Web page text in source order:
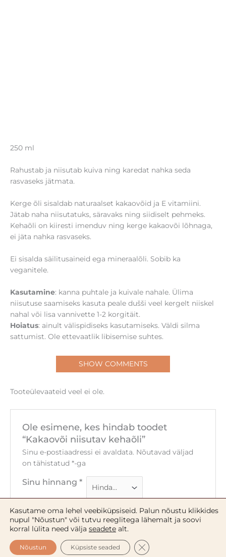
250 ml
Rahustab ja niisutab kuiva ning karedat nahka seda
rasvaseks jätmata.
Kerge õli sisaldab naturaalset kakaovõid ja E vitamiini.
Jätab naha niisutatuks, säravaks ning siidiselt pehmeks.
Kehaõli on kiiresti imenduv ning kerge kakaovõi lõhnaga,
ei jäta nahka rasvaseks.
Ei sisalda säilitusaineid ega mineraalõli. Sobib ka
veganitele.
Kasutamine: kanna puhtale ja kuivale nahale. Ülima
niisutuse saamiseks kasuta peale dušši veel kergelt niiskel
nahal või lisa vannivette 1-2 korgitäit.
Hoiatus: ainult välispidiseks kasutamiseks. Väldi silma
sattumist. Ole ettevaatlik libisemise suhtes.
SHOW COMMENTS
Tooteülevaateid veel ei ole.
Ole esimene, kes hindab toodet
“Kakaovõi niisutav kehaõli”
Sinu e-postiaadressi ei avaldata. Nõutavad väljad
on tähistatud *-ga
Sinu hinnang *
Sinu arvustus*
Kasutame oma lehel veebiküpsiseid. Palun nõustu klikkides
nupul "Nõustun" või tutvu reeglitega lähemalt ja soovi
korral lülita need välja seadete alt.
Nõustun Küpsiste seaded CLOSE GDPR COOKIE